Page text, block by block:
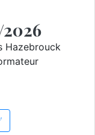
Hazebrouck